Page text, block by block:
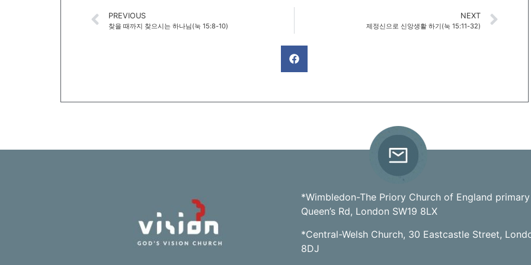
PREVIOUS
찾을 때까지 찾으시는 하나님(눅 15:8-10)
NEXT
제정신으로 신앙생활 하기(눅 15:11-32)
*Wimbledon-The Priory Church of England
Queen’s Rd, London SW19 8LX
*Central-Welsh Church, 30 Eastcastle Street,
8DJ